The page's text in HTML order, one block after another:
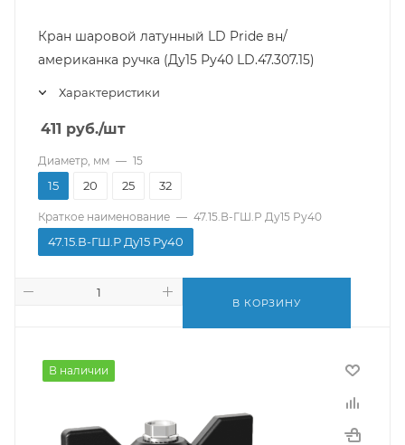
Кран шаровой латунный LD Pride вн/
американка ручка (Ду15 Ру40 LD.47.307.15)
Характеристики
411 руб./шт
Диаметр, мм — 15
15 20 25 32
Краткое наименование — 47.15.В-ГШ.Р Ду15 Ру40
47.15.В-ГШ.Р Ду15 Ру40
В КОРЗИНУ
В наличии